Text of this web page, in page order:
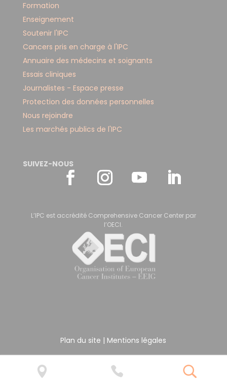
Formation
Enseignement
Soutenir l'IPC
Cancers pris en charge à l'IPC
Annuaire des médecins et soignants
Essais cliniques
Journalistes - Espace presse
Protection des données personnelles
Nous rejoindre
Les marchés publics de l'IPC
SUIVEZ-NOUS
L’IPC est accrédité Comprehensive Cancer Center par
l’OECI.
Plan du site | Mentions légales